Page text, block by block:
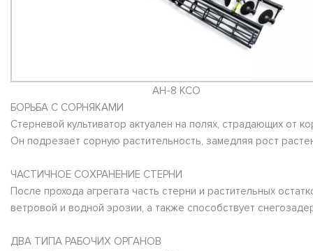
АН-8 КСО
БОРЬБА С СОРНЯКАМИ
Стерневой культиватор актуален на полях, страдающих от
Он подрезает сорную растительность, замедляя рост
ЧАСТИЧНОЕ СОХРАНЕНИЕ СТЕРНИ
После прохода агрегата часть стерни и растительных
ветровой и водной эрозии, а также способствует
ДВА ТИПА РАБОЧИХ ОРГАНОВ